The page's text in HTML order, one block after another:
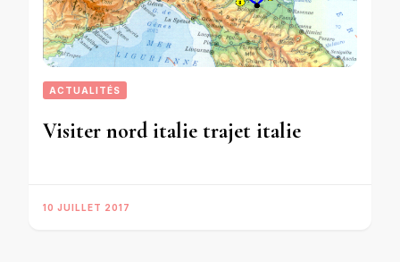
ACTUALITÉS
Visiter nord italie trajet italie
10 JUILLET 2017